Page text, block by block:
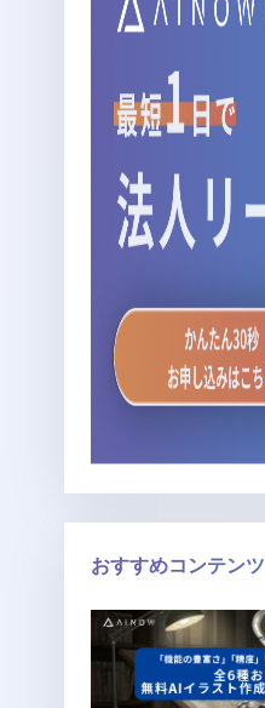
おすすめコンテンツ